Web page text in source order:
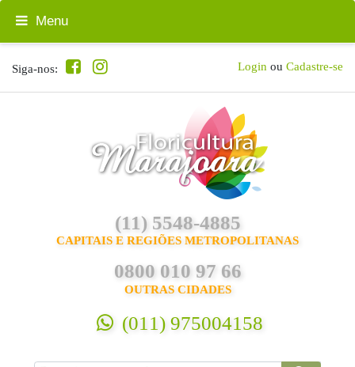
Siga-nos: Login ou Cadastre-se
(11) 5548-4885
CAPITAIS E REGIÕES METROPOLITANAS
0800 010 97 66
OUTRAS CIDADES
(011) 975004158
Menu